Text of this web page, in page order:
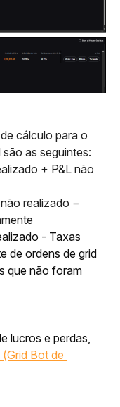
cálculo para o
as seguintes:
+ P&L não
realizado −
- Taxas
de ordens de grid
que não foram
lucros e perdas,
Bot de